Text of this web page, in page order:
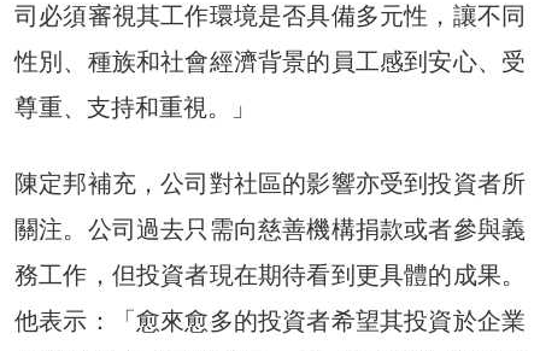
司必須審視其工作環境是否具備多元性，讓不同
性別、種族和社會經濟背景的員工感到安心、受
尊重、支持和重視。」
陳定邦補充，公司對社區的影響亦受到投資者所
關注。公司過去只需向慈善機構捐款或者參與義
務工作，但投資者現在期待看到更具體的成果。
他表示：「愈來愈多的投資者希望其投資於企業